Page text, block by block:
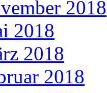
2018
2018
2018
2018